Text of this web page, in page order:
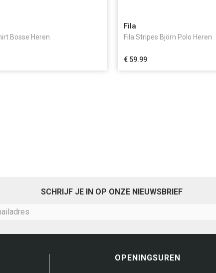
Bosse Heren
Fila
Fila Stripes Björn Polo Heren
€ 59.99
SCHRIJF JE IN OP ONZE NIEUWSBRIEF
OPENINGSUREN